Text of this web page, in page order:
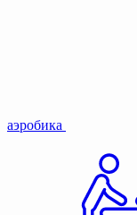
аэробика